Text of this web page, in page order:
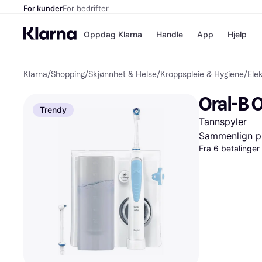
For kunderFor bedrifter
Oppdag Klarna
Betal nå
Betal i 3
Betal innen
Finansiering
Vipps
Handle
Butikker
kicks.no
App Hjelp
Klarna/Shopping/Skjønnhet & Helse/Kroppspleie & Hygiene/
Trendy Oral-B
Tannspyler
Sammenlign
Fra 6